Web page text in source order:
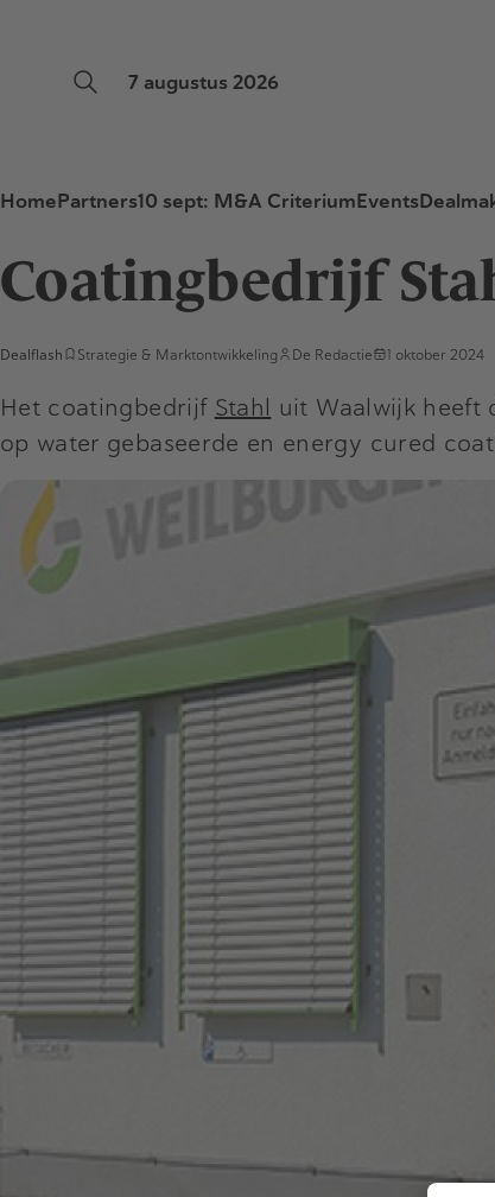
7 augustus 2026
HomePartners10 sept: M&A CriteriumEvents
Coatingbedrijf
Dealflash Strategie & Marktontwikkeling De Redactie 1 oktober 2024
Het coatingbedrijf Stahl uit Waalwijk heeft
op water gebaseerde en energy cured